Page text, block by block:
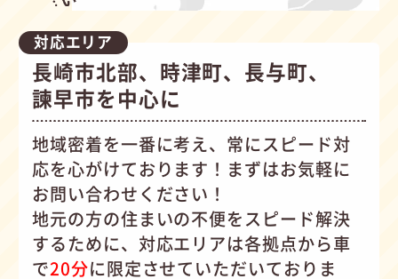
対応エリア
長崎市北部、時津町、長与町、
諫早市を中心に
地域密着を一番に考え、常にスピード対
応を心がけております！まずはお気軽に
お問い合わせください！
地元の方の住まいの不便をスピード解決
するために、対応エリアは各拠点から車
で20分に限定させていただいておりま